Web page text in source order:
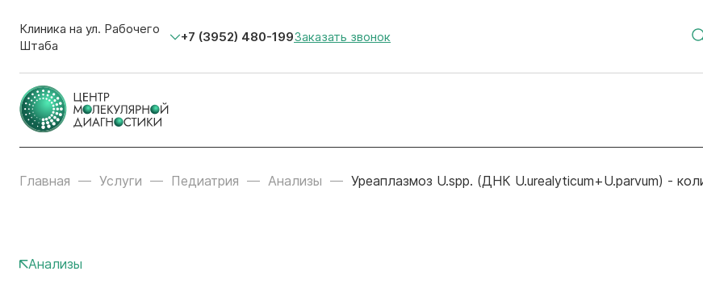
Клиника на ул. Рабочего
Штаба
+7 (3952) 480-199Заказать звонок
Главная Услуги Педиатрия Анализы Уреаплазмоз U.spp. (ДНК U.urealyticum+U.parvum) -
Анализы